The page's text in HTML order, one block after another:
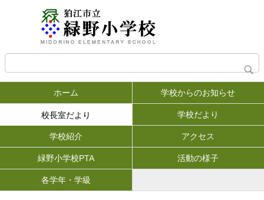
ホーム 学校からのお知らせ
校長室だより 学校だより
学校紹介 アクセス
緑野小学校PTA 活動の様子
各学年・学級